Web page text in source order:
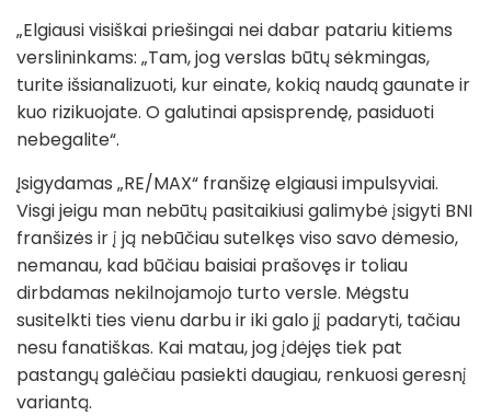
„Elgiausi visiškai priešingai nei dabar patariu kitiems
verslininkams: „Tam, jog verslas būtų sėkmingas,
turite išsianalizuoti, kur einate, kokią naudą gaunate ir
kuo rizikuojate. O galutinai apsisprendę, pasiduoti
nebegalite“.
Įsigydamas „RE/MAX“ franšizę elgiausi impulsyviai.
Visgi jeigu man nebūtų pasitaikiusi galimybė įsigyti BNI
franšizės ir į ją nebūčiau sutelkęs viso savo dėmesio,
nemanau, kad būčiau baisiai prašovęs ir toliau
dirbdamas nekilnojamojo turto versle. Mėgstu
susitelkti ties vienu darbu ir iki galo jį padaryti, tačiau
nesu fanatiškas. Kai matau, jog įdėjęs tiek pat
pastangų galėčiau pasiekti daugiau, renkuosi geresnį
variantą.